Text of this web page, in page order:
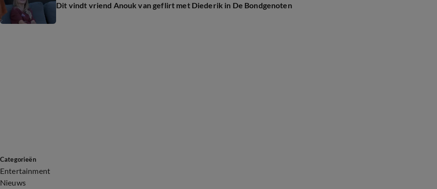
Dit vindt vriend Anouk van geflirt met Diederik in De Bondgenoten
Categorieën
Entertainment
Nieuws